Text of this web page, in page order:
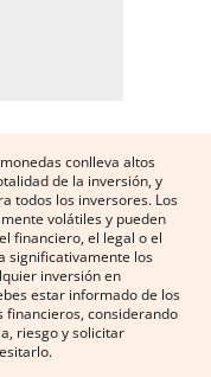
conlleva altos
de la inversión, y
todos los inversores. Los
volátiles y pueden
financiero, el legal o el
significativamente los
inversión en
estar informado de los
financieros, considerando
riesgo y solicitar